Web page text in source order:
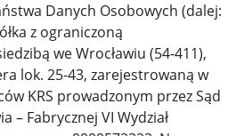
Danych Osobowych (dalej:
z ograniczoną
we Wrocławiu (54-411),
lok. 25-43, zarejestrowaną w
KRS prowadzonym przez Sąd
– Fabrycznej VI Wydział